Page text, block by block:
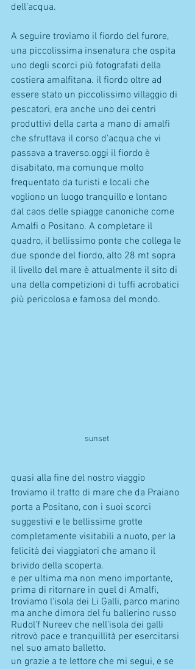
dell'acqua.
A seguire troviamo il fiordo del furore,
una piccolissima insenatura che ospita
uno degli scorci più fotografati della
costiera amalfitana. il fiordo oltre ad
essere stato un piccolissimo villaggio di
pescatori, era anche uno dei centri
produttivi della carta a mano di amalfi
che sfruttava il corso d'acqua che vi
passava a traverso.oggi il fiordo è
disabitato, ma comunque molto
frequentato da turisti e locali che
vogliono un luogo tranquillo e lontano
dal caos delle spiagge canoniche come
Amalfi o Positano. A completare il
quadro, il bellissimo ponte che collega le
due sponde del fiordo, alto 28 mt sopra
il livello del mare è attualmente il sito di
una della competizioni di tuffi acrobatici
più pericolosa e famosa del mondo.
sunset
quasi alla fine del nostro viaggio
troviamo il tratto di mare che da Praiano
porta a Positano, con i suoi scorci
suggestivi e le bellissime grotte
completamente visitabili a nuoto, per la
felicità dei viaggiatori che amano il
brivido della scoperta.
e per ultima ma non meno importante,
prima di ritornare in quel di Amalfi,
troviamo l'isola dei Li Galli, parco marino
ma anche dimora del fu ballerino russo
Rudol'f Nureev che nell'isola dei galli
ritrovò pace e tranquillità per esercitarsi
nel suo amato balletto.
un grazie a te lettore che mi segui, e se